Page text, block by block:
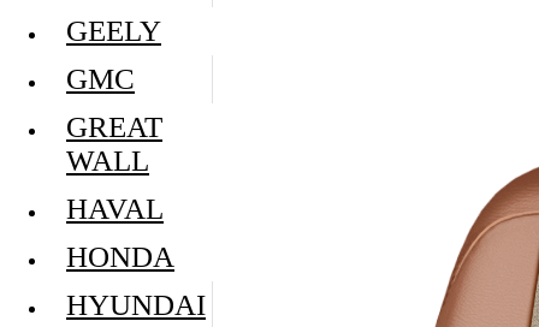
GEELY
GMC
GREAT
WALL
HAVAL
HONDA
HYUNDAI